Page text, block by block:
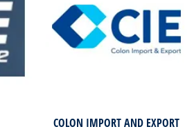
COLON IMPORT AND EXPORT